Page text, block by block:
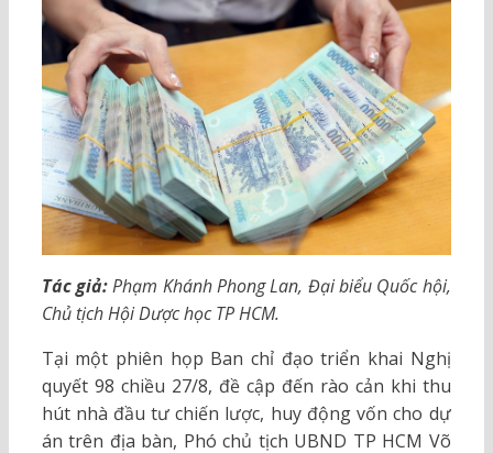
Tác giả:Phạm Khánh Phong Lan, Đại biểu Quốc hội,
Chủ tịch Hội Dược học TP HCM.
Tại một phiên họp Ban chỉ đạo triển khai Nghị
quyết 98 chiều 27/8, đề cập đến rào cản khi thu
hút nhà đầu tư chiến lược, huy động vốn cho dự
án trên địa bàn, Phó chủ tịch UBND TP HCM Võ